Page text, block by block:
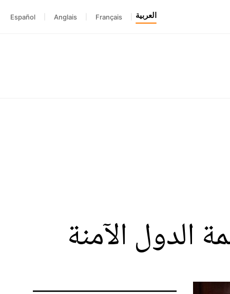
العربية Français
Anglais
Español
الدول الآمنة